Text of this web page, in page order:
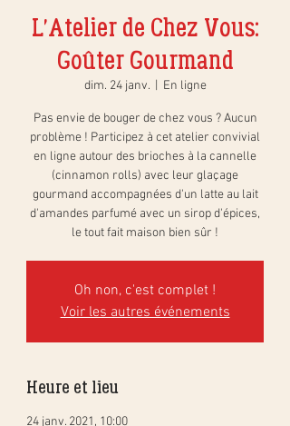
L'Atelier de Chez Vous:
Goûter Gourmand
dim. 24 janv.
  |
En ligne
Pas envie de bouger de chez vous ? Aucun
problème ! Participez à cet atelier convivial
en ligne autour des brioches à la cannelle
(cinnamon rolls) avec leur glaçage
gourmand accompagnées d'un latte au lait
d'amandes parfumé avec un sirop d'épices,
le tout fait maison bien sûr !
Oh non, c'est complet !
Voir les autres événements
Heure et lieu
24 janv. 2021, 10:00